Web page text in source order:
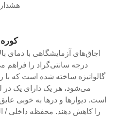
◄
کوره
درجه سانتی‌گراد را فراهم
گالوانیزه ساخته شده است که با
می‌شود، هر یک دارای یک در
است. دیوارها و درها به خوبی
را کاهش دهند. محفظه داخلی /